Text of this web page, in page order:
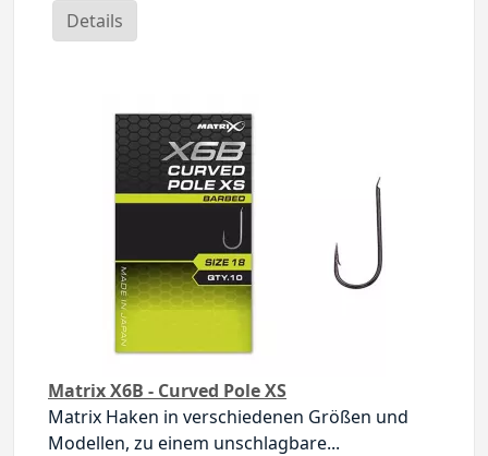
Details
Matrix X6B - Curved Pole XS
Matrix Haken in verschiedenen Größen und
Modellen, zu einem unschlagbare...